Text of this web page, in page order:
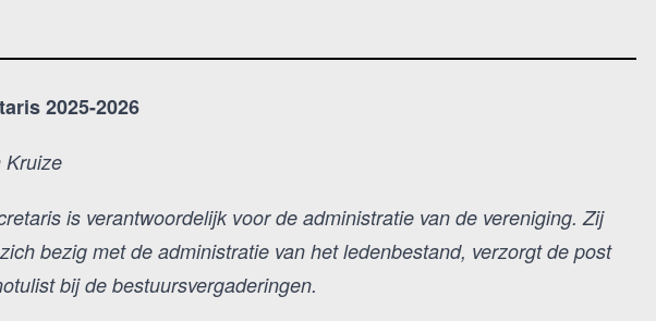
2025-2026
Kruize
is verantwoordelijk voor de administratie van de vereniging. Zij
bezig met de administratie van het ledenbestand, verzorgt de post
bij de bestuursvergaderingen.